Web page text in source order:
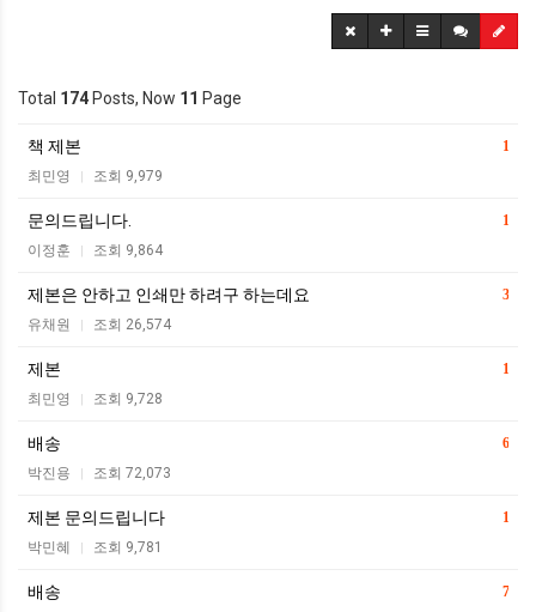
Total 174 Posts, Now 11 Page
1
책 제본
최민영 조회 9,979
1
문의드립니다.
이정훈 조회 9,864
3
제본은 안하고 인쇄만 하려구 하는데요
유채원 조회 26,574
1
제본
최민영 조회 9,728
6
배송
박진용 조회 72,073
1
제본 문의드립니다
박민혜 조회 9,781
7
배송